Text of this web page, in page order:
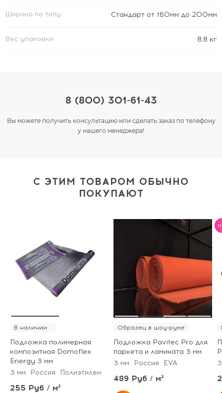
Ширина по типу Стандарт от 160мм до 200мм
Вес упаковки 8.8 кг
8 (800) 301-61-43
Вы можете получить консультацию или сделать заказ по телефону
у нашего менеджера!
С ЭТИМ ТОВАРОМ ОБЫЧНО
ПОКУПАЮТ
В наличии
Подложка полимерная
композитная Domoflex
Energy 3 мм
3 мм
Россия Полиэтилен
255 Руб / м²
Образец в шоу-руме
Подложка Pavitec Pro для
паркета и ламината 3 мм
3 мм
Россия EVA
489 Руб / м²